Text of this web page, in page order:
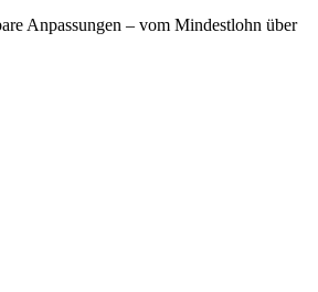
Anpassungen – vom Mindestlohn über